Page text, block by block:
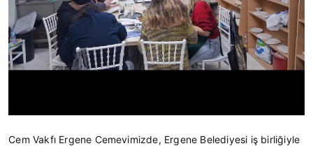
Cem Vakfı Ergene Cemevimizde, Ergene Belediyesi iş birliğiyle